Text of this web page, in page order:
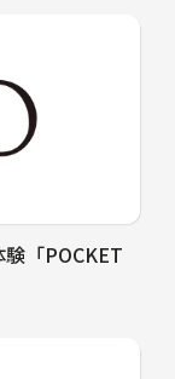
「POCKET